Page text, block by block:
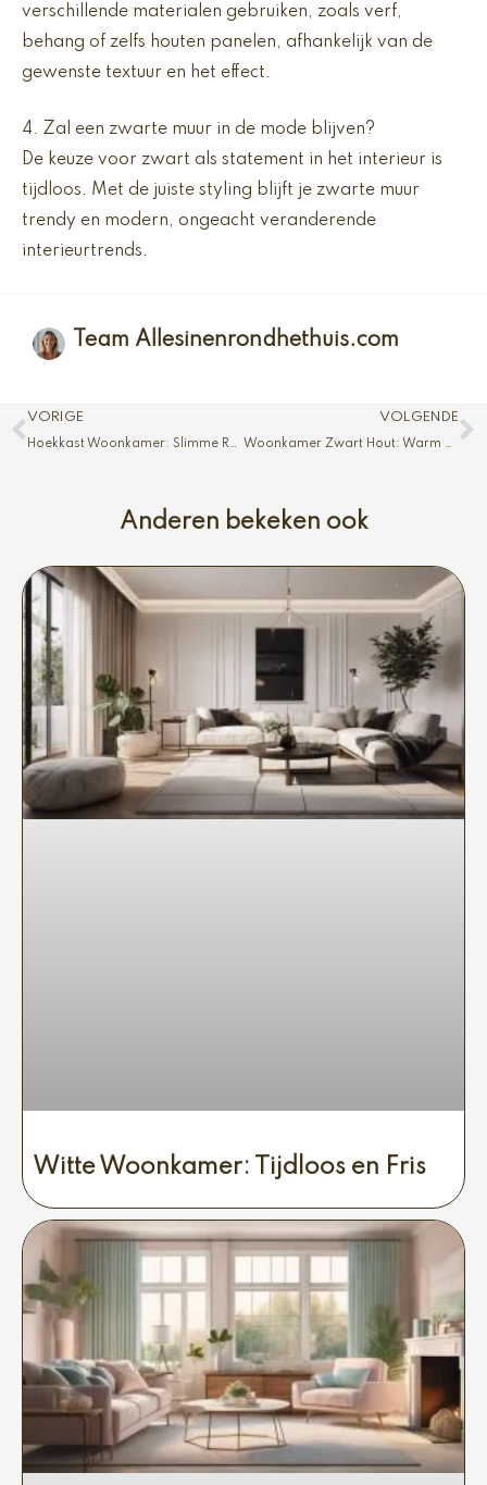
verschillende materialen gebruiken, zoals verf,
behang of zelfs houten panelen, afhankelijk van de
gewenste textuur en het effect.
4. Zal een zwarte muur in de mode blijven?
De keuze voor zwart als statement in het interieur is
tijdloos. Met de juiste styling blijft je zwarte muur
trendy en modern, ongeacht veranderende
interieurtrends.
Team Allesinenrondhethuis.com
Vorige
VORIGE
Hoekkast Woonkamer: Slimme Ruimtebesparing
VOLGENDE
Woonkamer Zwart Hout: Warm en Trendy
Anderen bekeken ook
Witte Woonkamer: Tijdloos en Fris